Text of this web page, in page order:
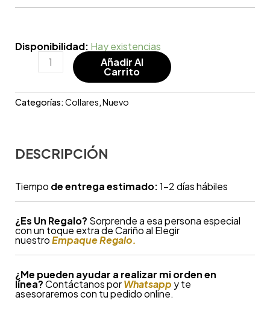
Disponibilidad: Hay existencias
Añadir Al
Carrito
Categorías:Collares,Nuevo
DESCRIPCIÓN
Tiempo de entrega estimado:1-2 días hábiles
¿Es Un Regalo? Sorprende a esa persona especial
con un toque extra de Cariño al Elegir
nuestroEmpaque Regalo.
¿Me pueden ayudar a realizar mi orden en
línea?Contáctanos por Whatsapp y te
asesoraremos con tu pedido online.